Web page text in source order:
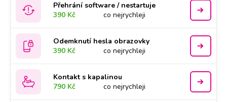
Přehrání software / nestartuje
390 Kč
co nejrychleji
Odemknutí hesla obrazovky
390 Kč
co nejrychleji
Kontakt s kapalinou
790 Kč
co nejrychleji